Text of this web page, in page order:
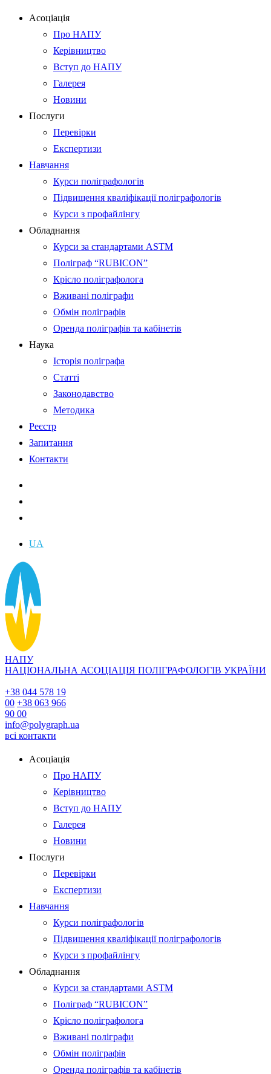
Асоціація
Про НАПУ
Керівництво
Вступ до НАПУ
Галерея
Новини
Послуги
Перевірки
Експертизи
Навчання
Курси поліграфологів
Підвищення кваліфікації поліграфологів
Курси з профайлінгу
Обладнання
Курси за стандартами ASTM
Поліграф “RUBICON”
Крісло поліграфолога
Вживані поліграфи
Обмін поліграфів
Оренда поліграфів та кабінетів
Наука
Історія поліграфа
Статті
Законодавство
Методика
Реєстр
Запитання
Контакти
UA
НАПУ
НАЦІОНАЛЬНА АСОЦІАЦІЯ ПОЛІГРАФОЛОГІВ УКРАЇНИ
+38 044 578 19
00 +38 063 966
90 00
info@polygraph.ua
всі контакти
Асоціація
Про НАПУ
Керівництво
Вступ до НАПУ
Галерея
Новини
Послуги
Перевірки
Експертизи
Навчання
Курси поліграфологів
Підвищення кваліфікації поліграфологів
Курси з профайлінгу
Обладнання
Курси за стандартами ASTM
Поліграф “RUBICON”
Крісло поліграфолога
Вживані поліграфи
Обмін поліграфів
Оренда поліграфів та кабінетів